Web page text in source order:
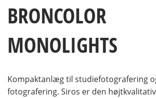
BRONCOLOR
MONOLIGHTS
Kompaktanlæg til studiefotografering
fotografering. Siros er den